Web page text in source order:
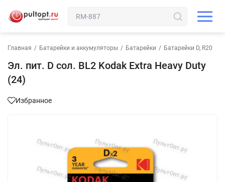
Главная / Батарейки и аккумуляторы / Батарейки / Батарейки D, R20
Эл. пит. D сол. BL2 Kodak Extra Heavy Duty
(24)
Избранное